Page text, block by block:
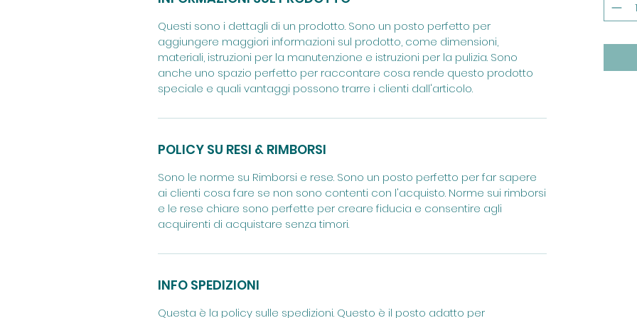
Questi sono i dettagli di un prodotto. Sono un posto perfetto per
aggiungere maggiori informazioni sul prodotto, come dimensioni,
materiali, istruzioni per la manutenzione e istruzioni per la pulizia. Sono
anche uno spazio perfetto per raccontare cosa rende questo prodotto
speciale e quali vantaggi possono trarre i clienti dall'articolo.
POLICY SU RESI & RIMBORSI
Sono le norme su Rimborsi e rese. Sono un posto perfetto per far sapere
ai clienti cosa fare se non sono contenti con l'acquisto. Norme sui rimborsi
e le rese chiare sono perfette per creare fiducia e consentire agli
acquirenti di acquistare senza timori.
INFO SPEDIZIONI
Questa è la policy sulle spedizioni. Questo è il posto adatto per